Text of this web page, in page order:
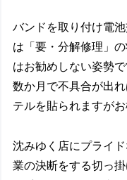
バンドを取り付け電
は「要・分解修理」
はお勧めしない姿勢
数か月で不具合が出
テルを貼られますがお
沈みゆく店にプライ
業の決断をする切っ